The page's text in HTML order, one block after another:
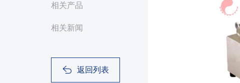
相关产品
相关新闻
返回列表